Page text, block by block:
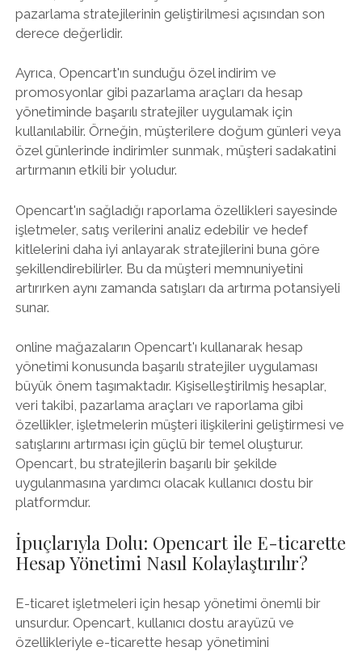
pazarlama stratejilerinin geliştirilmesi açısından son
derece değerlidir.
Ayrıca, Opencart'ın sunduğu özel indirim ve
promosyonlar gibi pazarlama araçları da hesap
yönetiminde başarılı stratejiler uygulamak için
kullanılabilir. Örneğin, müşterilere doğum günleri veya
özel günlerinde indirimler sunmak, müşteri sadakatini
artırmanın etkili bir yoludur.
Opencart'ın sağladığı raporlama özellikleri sayesinde
işletmeler, satış verilerini analiz edebilir ve hedef
kitlelerini daha iyi anlayarak stratejilerini buna göre
şekillendirebilirler. Bu da müşteri memnuniyetini
artırırken aynı zamanda satışları da artırma potansiyeli
sunar.
online mağazaların Opencart'ı kullanarak hesap
yönetimi konusunda başarılı stratejiler uygulaması
büyük önem taşımaktadır. Kişiselleştirilmiş hesaplar,
veri takibi, pazarlama araçları ve raporlama gibi
özellikler, işletmelerin müşteri ilişkilerini geliştirmesi ve
satışlarını artırması için güçlü bir temel oluşturur.
Opencart, bu stratejilerin başarılı bir şekilde
uygulanmasına yardımcı olacak kullanıcı dostu bir
platformdur.
İpuçlarıyla Dolu: Opencart ile E-ticarette
Hesap Yönetimi Nasıl Kolaylaştırılır?
E-ticaret işletmeleri için hesap yönetimi önemli bir
unsurdur. Opencart, kullanıcı dostu arayüzü ve
özellikleriyle e-ticarette hesap yönetimini